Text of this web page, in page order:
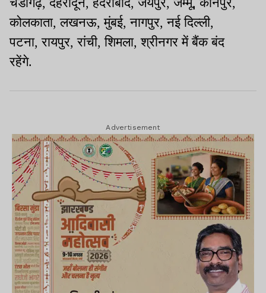
कोलकाता, लखनऊ, मुंबई, नागपुर, नई दिल्ली,
पटना, रायपुर, रांची, शिमला, श्रीनगर में बैंक बंद
रहेंगे.
Advertisement